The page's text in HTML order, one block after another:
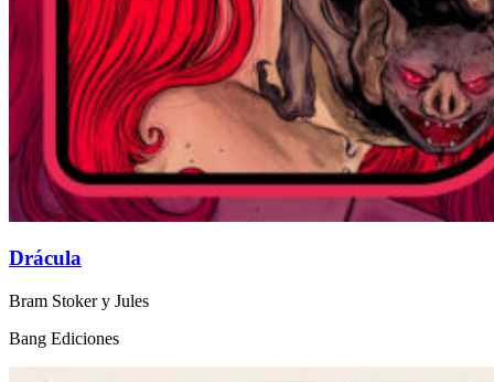
Drácula
Bram Stoker y Jules
Bang Ediciones